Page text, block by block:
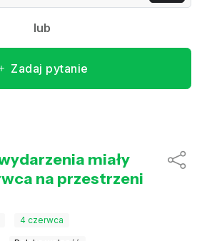
lub
Zadaj pytanie
miały
na przestrzeni
4 czerwca